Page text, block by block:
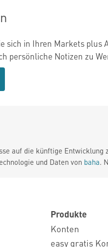
sich in Ihren Markets plus
persönliche Notizen zu
auf die künftige Entwicklung
und Daten von baha.
Produkte
Konten
easy gratis